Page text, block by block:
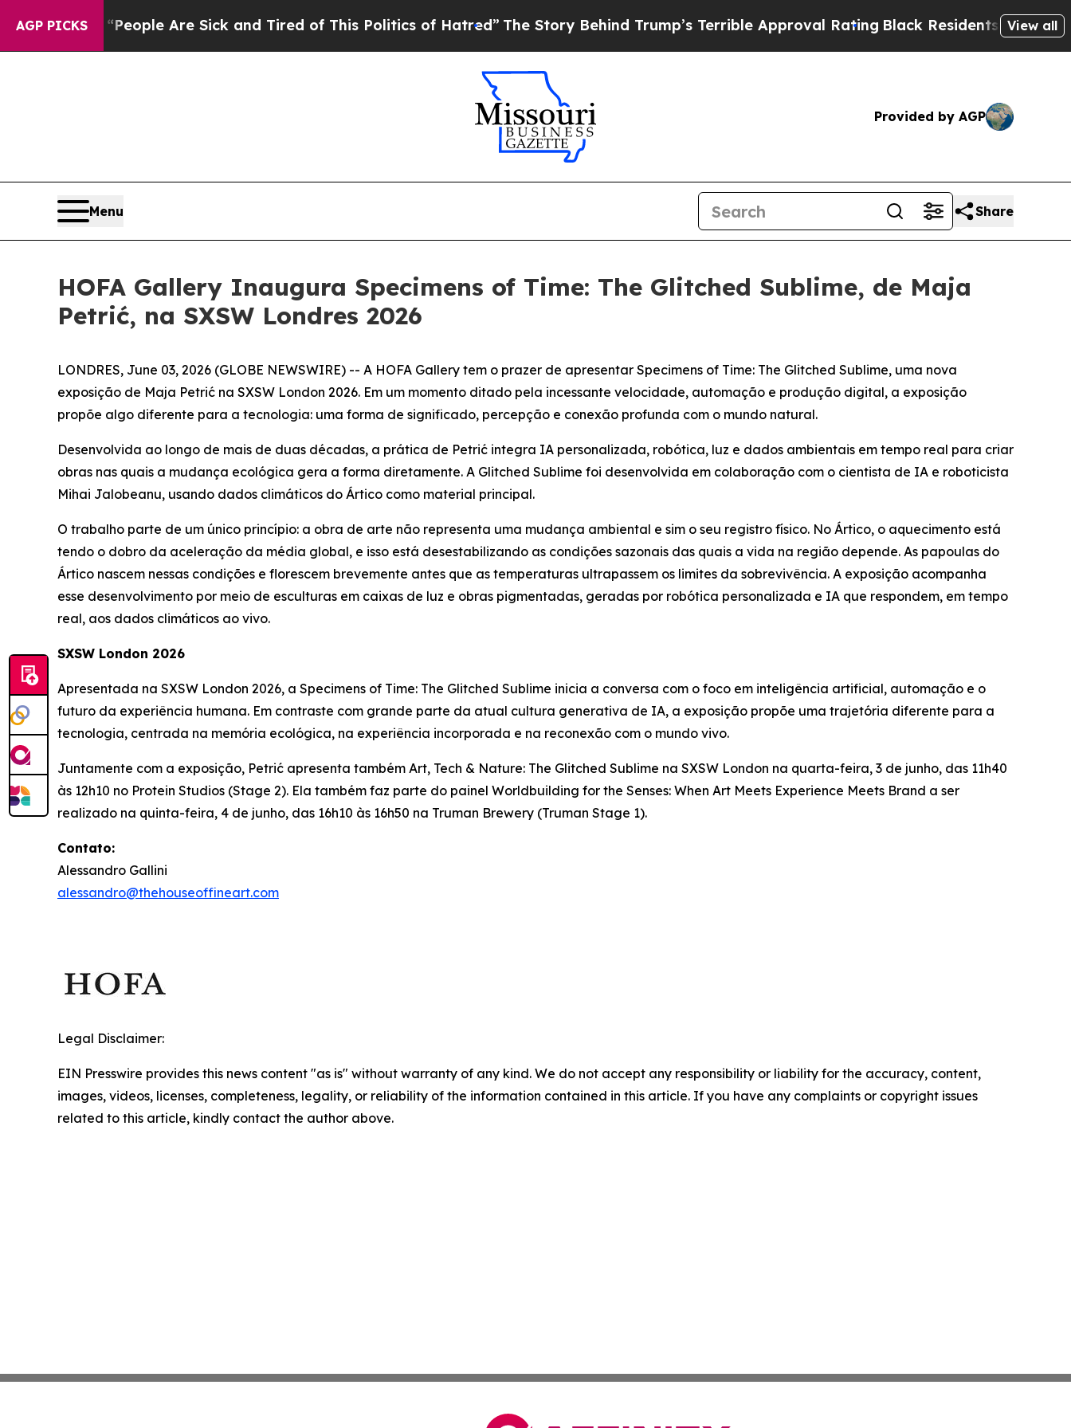
AGP PICKS
Win: “People Are Sick and Tired of This Politics of Hatred”The Story Behind Trump’s Terrible Approval RatingBlack Residents Warned of
View all
Provided by AGP
Menu Share
HOFA Gallery Inaugura Specimens of Time: The Glitched Sublime, de Maja
Petrić, na SXSW Londres 2026
LONDRES, June 03, 2026 (GLOBE NEWSWIRE) -- A HOFA Gallery tem o prazer de apresentar Specimens of Time: The Glitched Sublime, uma nova
exposição de Maja Petrić na SXSW London 2026. Em um momento ditado pela incessante velocidade, automação e produção digital, a exposição
propõe algo diferente para a tecnologia: uma forma de significado, percepção e conexão profunda com o mundo natural.
Desenvolvida ao longo de mais de duas décadas, a prática de Petrić integra IA personalizada, robótica, luz e dados ambientais em tempo real para criar
obras nas quais a mudança ecológica gera a forma diretamente. A Glitched Sublime foi desenvolvida em colaboração com o cientista de IA e roboticista
Mihai Jalobeanu, usando dados climáticos do Ártico como material principal.
O trabalho parte de um único princípio: a obra de arte não representa uma mudança ambiental e sim o seu registro físico. No Ártico, o aquecimento está
tendo o dobro da aceleração da média global, e isso está desestabilizando as condições sazonais das quais a vida na região depende. As papoulas do
Ártico nascem nessas condições e florescem brevemente antes que as temperaturas ultrapassem os limites da sobrevivência. A exposição acompanha
esse desenvolvimento por meio de esculturas em caixas de luz e obras pigmentadas, geradas por robótica personalizada e IA que respondem, em tempo
real, aos dados climáticos ao vivo.
SXSW London 2026
Apresentada na SXSW London 2026, a Specimens of Time: The Glitched Sublime inicia a conversa com o foco em inteligência artificial, automação e o
futuro da experiência humana. Em contraste com grande parte da atual cultura generativa de IA, a exposição propõe uma trajetória diferente para a
tecnologia, centrada na memória ecológica, na experiência incorporada e na reconexão com o mundo vivo.
Juntamente com a exposição, Petrić apresenta também Art, Tech & Nature: The Glitched Sublime na SXSW London na quarta-feira, 3 de junho, das 11h40
às 12h10 no Protein Studios (Stage 2). Ela também faz parte do painel Worldbuilding for the Senses: When Art Meets Experience Meets Brand a ser
realizado na quinta-feira, 4 de junho, das 16h10 às 16h50 na Truman Brewery (Truman Stage 1).
Contato:
Alessandro Gallini
alessandro@thehouseoffineart.com
Legal Disclaimer:
EIN Presswire provides this news content "as is" without warranty of any kind. We do not accept any responsibility or liability for the accuracy, content,
images, videos, licenses, completeness, legality, or reliability of the information contained in this article. If you have any complaints or copyright issues
related to this article, kindly contact the author above.